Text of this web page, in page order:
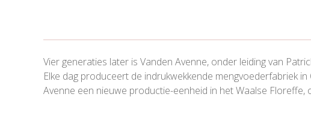
Vier generaties later is Vanden Avenne, onder leiding van
Elke dag produceert de indrukwekkende mengvoederfabriek
Avenne een nieuwe productie-eenheid in het Waalse